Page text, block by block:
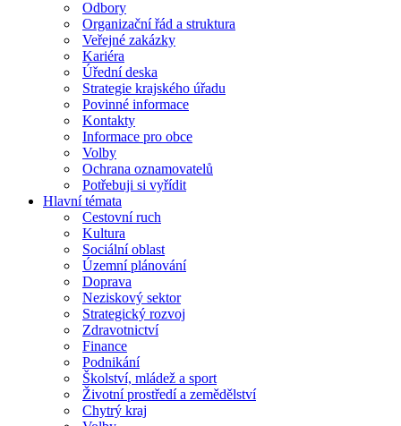
Odbory
Organizační řád a struktura
Veřejné zakázky
Kariéra
Úřední deska
Strategie krajského úřadu
Povinné informace
Kontakty
Informace pro obce
Volby
Ochrana oznamovatelů
Potřebuji si vyřídit
Hlavní témata
Cestovní ruch
Kultura
Sociální oblast
Územní plánování
Doprava
Neziskový sektor
Strategický rozvoj
Zdravotnictví
Finance
Podnikání
Školství, mládež a sport
Životní prostředí a zemědělství
Chytrý kraj